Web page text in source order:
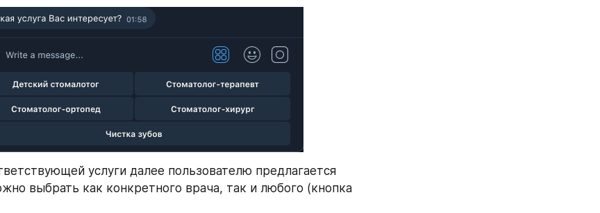
услуги далее пользователю предлагается
выбрать как конкретного врача, так и любого (кнопка